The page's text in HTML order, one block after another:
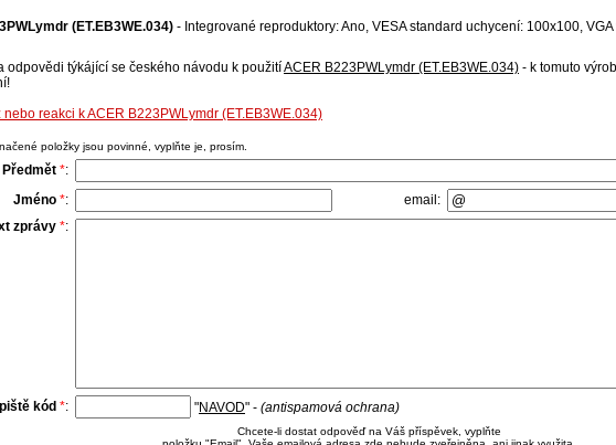
(ET.EB3WE.034) - Integrované reproduktory: Ano, VESA standard uchycení: 100x100, VGA
odpovědi týkájící se českého návodu k použitíACER B223PWLymdr (ET.EB3WE.034) - k tomuto
nebo reakci k ACER B223PWLymdr (ET.EB3WE.034)
položky jsou povinné, vyplňte je, prosím.
Předmět *:
Jméno *:
email:
zprávy *:
kód *: "NAVOD" - (antispamová ochrana)
Chcete-li dostat odpověď na Váš příspěvek, vyplňte